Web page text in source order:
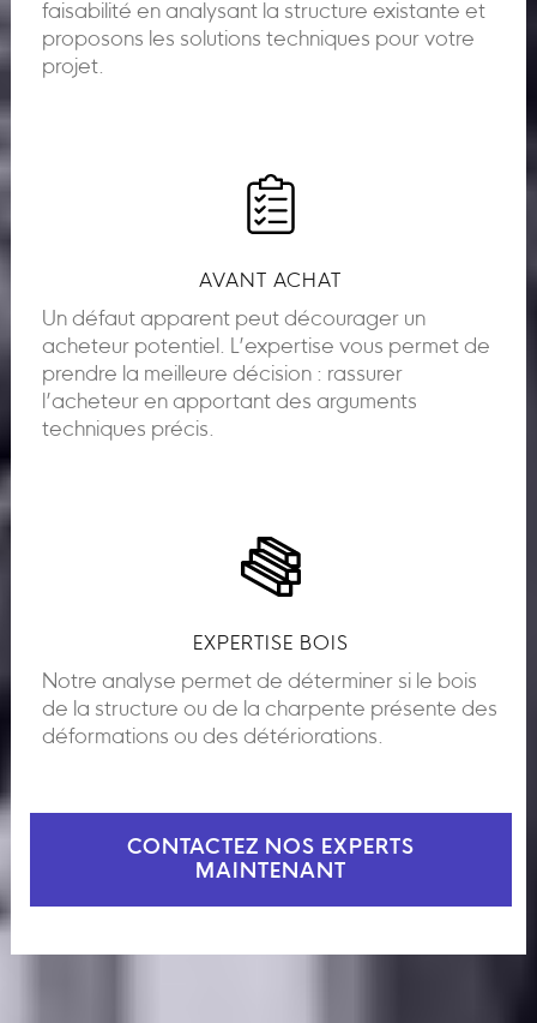
faisabilité en analysant la structure existante et
proposons les solutions techniques pour votre
projet.
AVANT ACHAT
Un défaut apparent peut décourager un
acheteur potentiel. L’expertise vous permet de
prendre la meilleure décision : rassurer
l’acheteur en apportant des arguments
techniques précis.
EXPERTISE BOIS
Notre analyse permet de déterminer si le bois
de la structure ou de la charpente présente des
déformations ou des détériorations.
CONTACTEZ NOS EXPERTS
MAINTENANT